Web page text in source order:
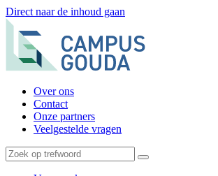
Direct naar de inhoud gaan
Over ons
Contact
Onze partners
Veelgestelde vragen